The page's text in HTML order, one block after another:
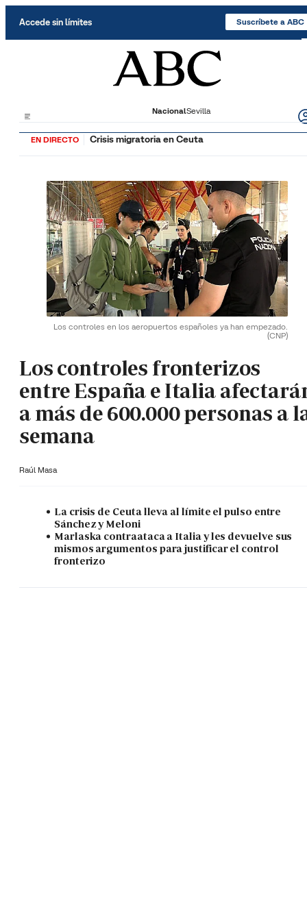
Accede sin límites Suscríbete a ABC
NacionalSevilla
EN DIRECTO Crisis migratoria en Ceuta
Los controles en los aeropuertos españoles ya han empezado.
(CNP)
Los controles fronterizos
entre España e Italia
a más de 600.000 personas a
semana
Raúl Masa
La crisis de Ceuta lleva al límite el pulso entre
Sánchez y Meloni
Marlaska contraataca a Italia y les devuelve sus
mismos argumentos para justificar el control
fronterizo